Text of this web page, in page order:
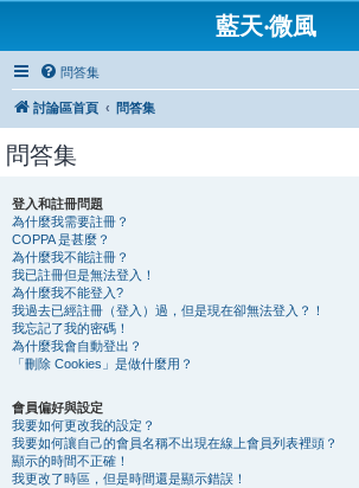
藍天‧微風
問答集
討論區首頁 問答集
問答集
登入和註冊問題
為什麼我需要註冊？
COPPA 是甚麼？
為什麼我不能註冊？
我已註冊但是無法登入！
為什麼我不能登入?
我過去已經註冊（登入）過，但是現在卻無法登入？！
我忘記了我的密碼！
為什麼我會自動登出？
「刪除 Cookies」是做什麼用？
會員偏好與設定
我要如何更改我的設定？
我要如何讓自己的會員名稱不出現在線上會員列表裡頭？
顯示的時間不正確！
我更改了時區，但是時間還是顯示錯誤！